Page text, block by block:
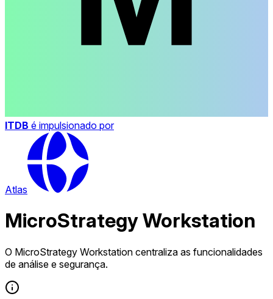
ITDB é impulsionado por
Atlas
MicroStrategy Workstation
O MicroStrategy Workstation centraliza as funcionalidades
de análise e segurança.